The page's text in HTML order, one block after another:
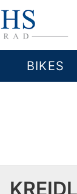
BIKES